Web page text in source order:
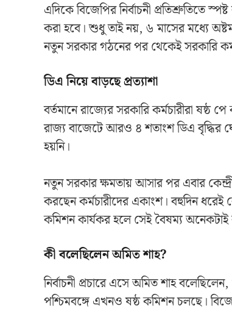
এদিকে বিজেপির নির্বাচনী প্রতিশ্রুতিতে
করা হবে। শুধু তাই নয়, ৬ মাসের মধ্যে
নতুন সরকার গঠনের পর থেকেই সরকারি
ডিএ নিয়ে বাড়ছে প্রত্যাশা
বর্তমানে রাজ্যের সরকারি কর্মচারীরা ষষ্ঠ
রাজ্য বাজেটে আরও ৪ শতাংশ ডিএ বৃদ্ধির
হয়নি।
নতুন সরকার ক্ষমতায় আসার পর এবার
করছেন কর্মচারীদের একাংশ। বহুদিন
কমিশন কার্যকর হলে সেই বৈষম্য
কী বলেছিলেন অমিত শাহ?
নির্বাচনী প্রচারে এসে অমিত শাহ
পশ্চিমবঙ্গে এখনও ষষ্ঠ কমিশন চলছে।